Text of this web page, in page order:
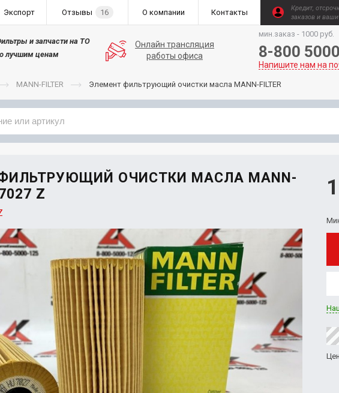
Экспорт Отзывы 16 О компании Контакты
Кредит,
заказов и
и запчасти на ТО
лучшим ценам
Онлайн трансляция
работы офиса
мин.заказ - 1000 руб.
8-800
Напишите нам на
MANN-FILTER Элемент фильтрующий очистки масла MANN-FILTER
ОЧИСТКИ МАСЛА MANN-
Z